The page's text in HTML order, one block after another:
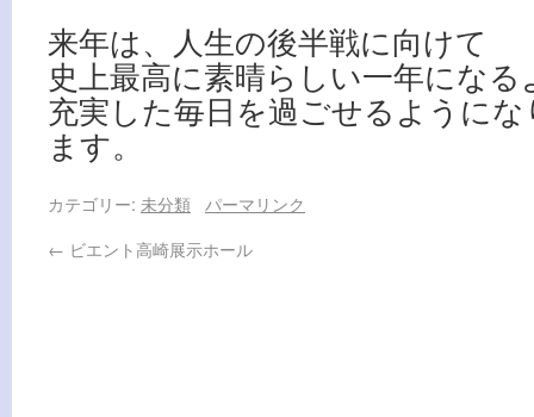
来年は、人生の後半戦に向けて
史上最高に素晴らしい一年になる
充実した毎日を過ごせるように
ます。
カテゴリー: 未分類
パーマリンク
← ビエント高崎展示ホール